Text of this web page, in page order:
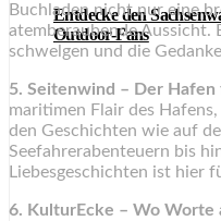
Entdecke den
Outdoor-Fans
Buchladen nicht nur eine
atemberaubende Aussicht.
schwelgen und die
5. Seitenwind – Der Hafen
maritimen Flair des
den Geschichten wie auf
Seefahrerabenteuern bis
Liebesgeschichten ist hier
6. KulturEcke – Wo